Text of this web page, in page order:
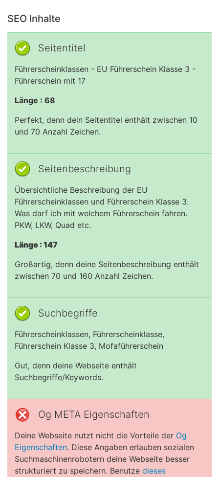
SEO Inhalte
Seitentitel
Führerscheinklassen - EU Führerschein Klasse 3 -
Führerschein mit 17
Länge : 68
Perfekt, denn dein Seitentitel enthält zwischen 10
und 70 Anzahl Zeichen.
Seitenbeschreibung
Übersichtliche Beschreibung der EU
Führerscheinklassen und Führerschein Klasse 3.
Was darf ich mit welchem Führerschein fahren.
PKW, LKW, Quad etc.
Länge : 147
Großartig, denn deine Seitenbeschreibung enthält
zwischen 70 und 160 Anzahl Zeichen.
Suchbegriffe
Führerscheinklassen, Führerscheinklasse,
Führerschein Klasse 3, Mofaführerschein
Gut, denn deine Webseite enthält
Suchbegriffe/Keywords.
Og META Eigenschaften
Deine Webseite nutzt nicht die Vorteile der Og
Eigenschaften. Diese Angaben erlauben sozialen
Suchmaschinenrobotern deine Webseite besser
strukturiert zu speichern. Benutze dieses